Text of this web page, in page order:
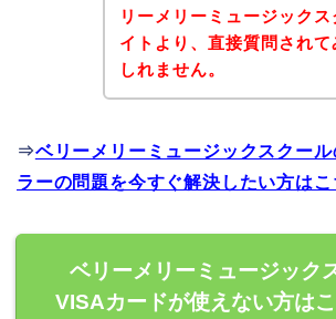
リーメリーミュージック
イトより、直接質問され
しれません。
⇒ベリーメリーミュージックスクー
ラーの問題を今すぐ解決したい方はこ
ベリーメリーミュージック
VISAカードが使えない方は